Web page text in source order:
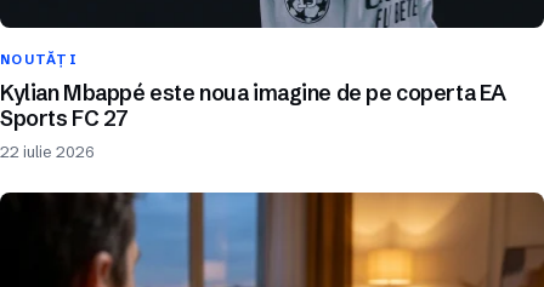
NOUTĂȚI
Kylian Mbappé este noua imagine de pe coperta EA
Sports FC 27
22 iulie 2026